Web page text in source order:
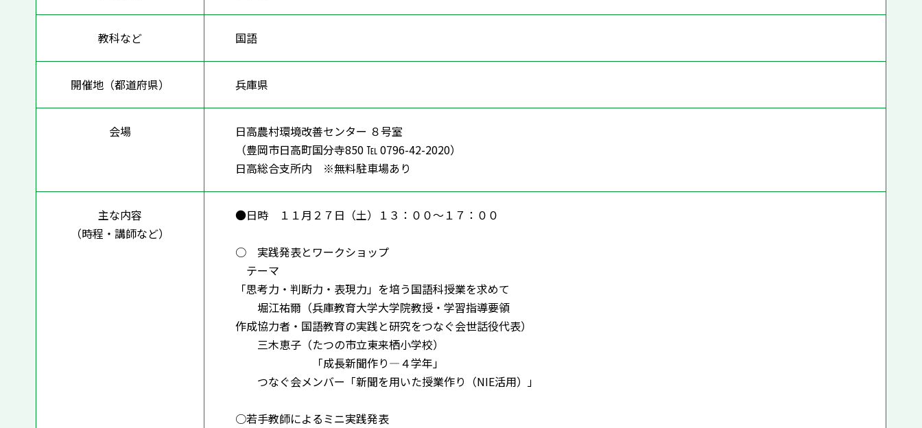
教科など 国語
開催地（都道府県） 兵庫県
会場
日高農村環境改善センター ８号室
（豊岡市日高町国分寺850 ℡ 0796-42-2020）
日高総合支所内 ※無料駐車場あり
主な内容
（時程・講師など）
●日時 １１月２７日（土）１３：００～１７：００
○ 実践発表とワークショップ
テーマ
「思考力・判断力・表現力」を培う国語科授業を求めて
堀江祐爾（兵庫教育大学大学院教授・学習指導要領
作成協力者・国語教育の実践と研究をつなぐ会世話役代表）
三木恵子（たつの市立東来栖小学校）
「成長新聞作り―４学年」
つなぐ会メンバー「新聞を用いた授業作り（NIE活用）」
○若手教師によるミニ実践発表